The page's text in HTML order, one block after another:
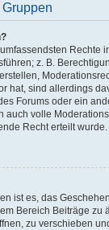
Rechte
z. B.
hat, sind allerdings
Forums oder ein
auch volle
Recht erteilt wurde.
ist es, das
Bereich Beiträge zu
zu verschieben